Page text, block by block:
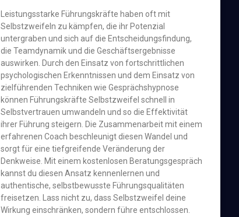
Leistungsstarke Führungskräfte haben oft mit
Selbstzweifeln zu kämpfen, die ihr Potenzial
untergraben und sich auf die Entscheidungsfindung,
die Teamdynamik und die Geschäftsergebnisse
auswirken. Durch den Einsatz von fortschrittlichen
psychologischen Erkenntnissen und dem Einsatz von
zielführenden Techniken wie Gesprächshypnose
können Führungskräfte Selbstzweifel schnell in
Selbstvertrauen umwandeln und so die Effektivität
ihrer Führung steigern. Die Zusammenarbeit mit einem
erfahrenen Coach beschleunigt diesen Wandel und
sorgt für eine tiefgreifende Veränderung der
Denkweise. Mit einem kostenlosen Beratungsgespräch
kannst du diesen Ansatz kennenlernen und
authentische, selbstbewusste Führungsqualitäten
freisetzen. Lass nicht zu, dass Selbstzweifel deine
Wirkung einschränken, sondern führe entschlossen.